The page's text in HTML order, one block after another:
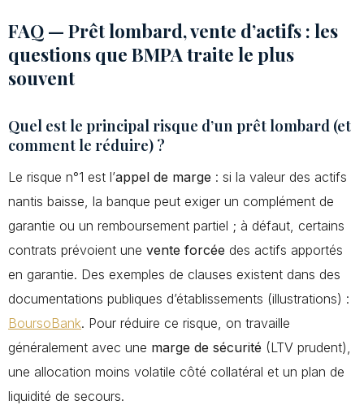
FAQ — Prêt lombard, vente d’actifs : les
questions que BMPA traite le plus
souvent
Quel est le principal risque d’un prêt lombard (et
comment le réduire) ?
Le risque n°1 est l’appel de marge : si la valeur des actifs
nantis baisse, la banque peut exiger un complément de
garantie ou un remboursement partiel ; à défaut, certains
contrats prévoient une vente forcée des actifs apportés
en garantie. Des exemples de clauses existent dans des
documentations publiques d’établissements (illustrations) :
BoursoBank. Pour réduire ce risque, on travaille
généralement avec une marge de sécurité (LTV prudent),
une allocation moins volatile côté collatéral et un plan de
liquidité de secours.